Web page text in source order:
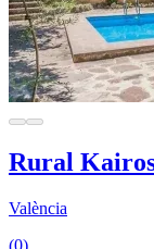
Rural
València
(0)